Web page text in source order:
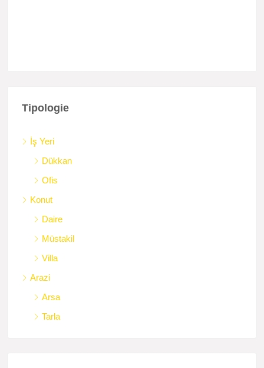
Tipologie
İş Yeri
Dükkan
Ofis
Konut
Daire
Müstakil
Villa
Arazi
Arsa
Tarla